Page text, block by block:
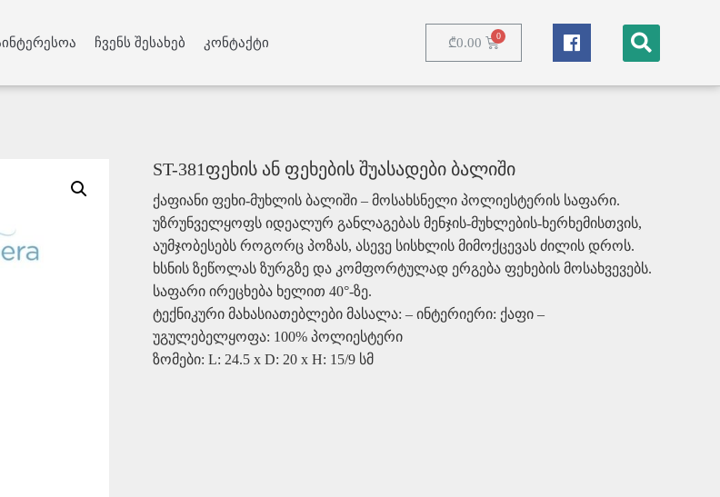
ჩვენს შესახებ კონტაქტი ₾0.00
Slide Heading
adipiscing elit. Ut elit tellus, luctus nec ullamcorper
ST-381ფეხის ან ფეხების შუასადები ბალიში
ქაფიანი ფეხი-მუხლის ბალიში – მოსახსნელი პოლიესტერის საფარი.
უზრუნველყოფს იდეალურ განლაგებას მენჯის-მუხლების-ხერხემისთვის,
აუმჯობესებს როგორც პოზას, ასევე სისხლის მიმოქცევას ძილის დროს.
ხსნის ზეწოლას ზურგზე და კომფორტულად ერგება ფეხების მოსახვევებს.
საფარი ირეცხება ხელით 40°-ზე.
ტექნიკური მახასიათებლები მასალა: – ინტერიერი: ქაფი –
უგულებელყოფა: 100% პოლიესტერი
ზომები: L: 24.5 x D: 20 x H: 15/9 სმ